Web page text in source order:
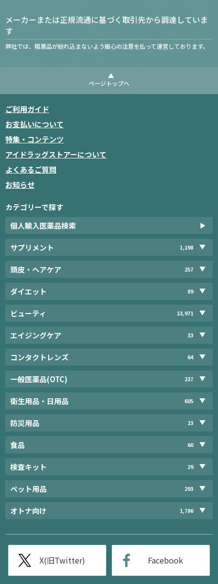
メーカーまたは正規流通に基づく取引先から調達していま
す
弊社では、粗悪品が紛れ込まないよう細心の注意を払って運営しております。
ページトップへ
ご利用ガイド
お支払いについて
特集・コンテンツ
アイドラッグストアーについて
よくあるご質問
お知らせ
カテゴリーで探す
個人輸入医薬品検索
サプリメント 1,198
頭皮・ヘアケア 257
ダイエット 89
ビューティ 13,971
エイジングケア 33
コンタクトレンズ 64
一般医薬品(OTC) 237
衛生用品・日用品 605
防災用品 23
食品 60
検査キット 29
ペット用品 293
オトナ向け 1,786
X(旧Twitter) Facebook